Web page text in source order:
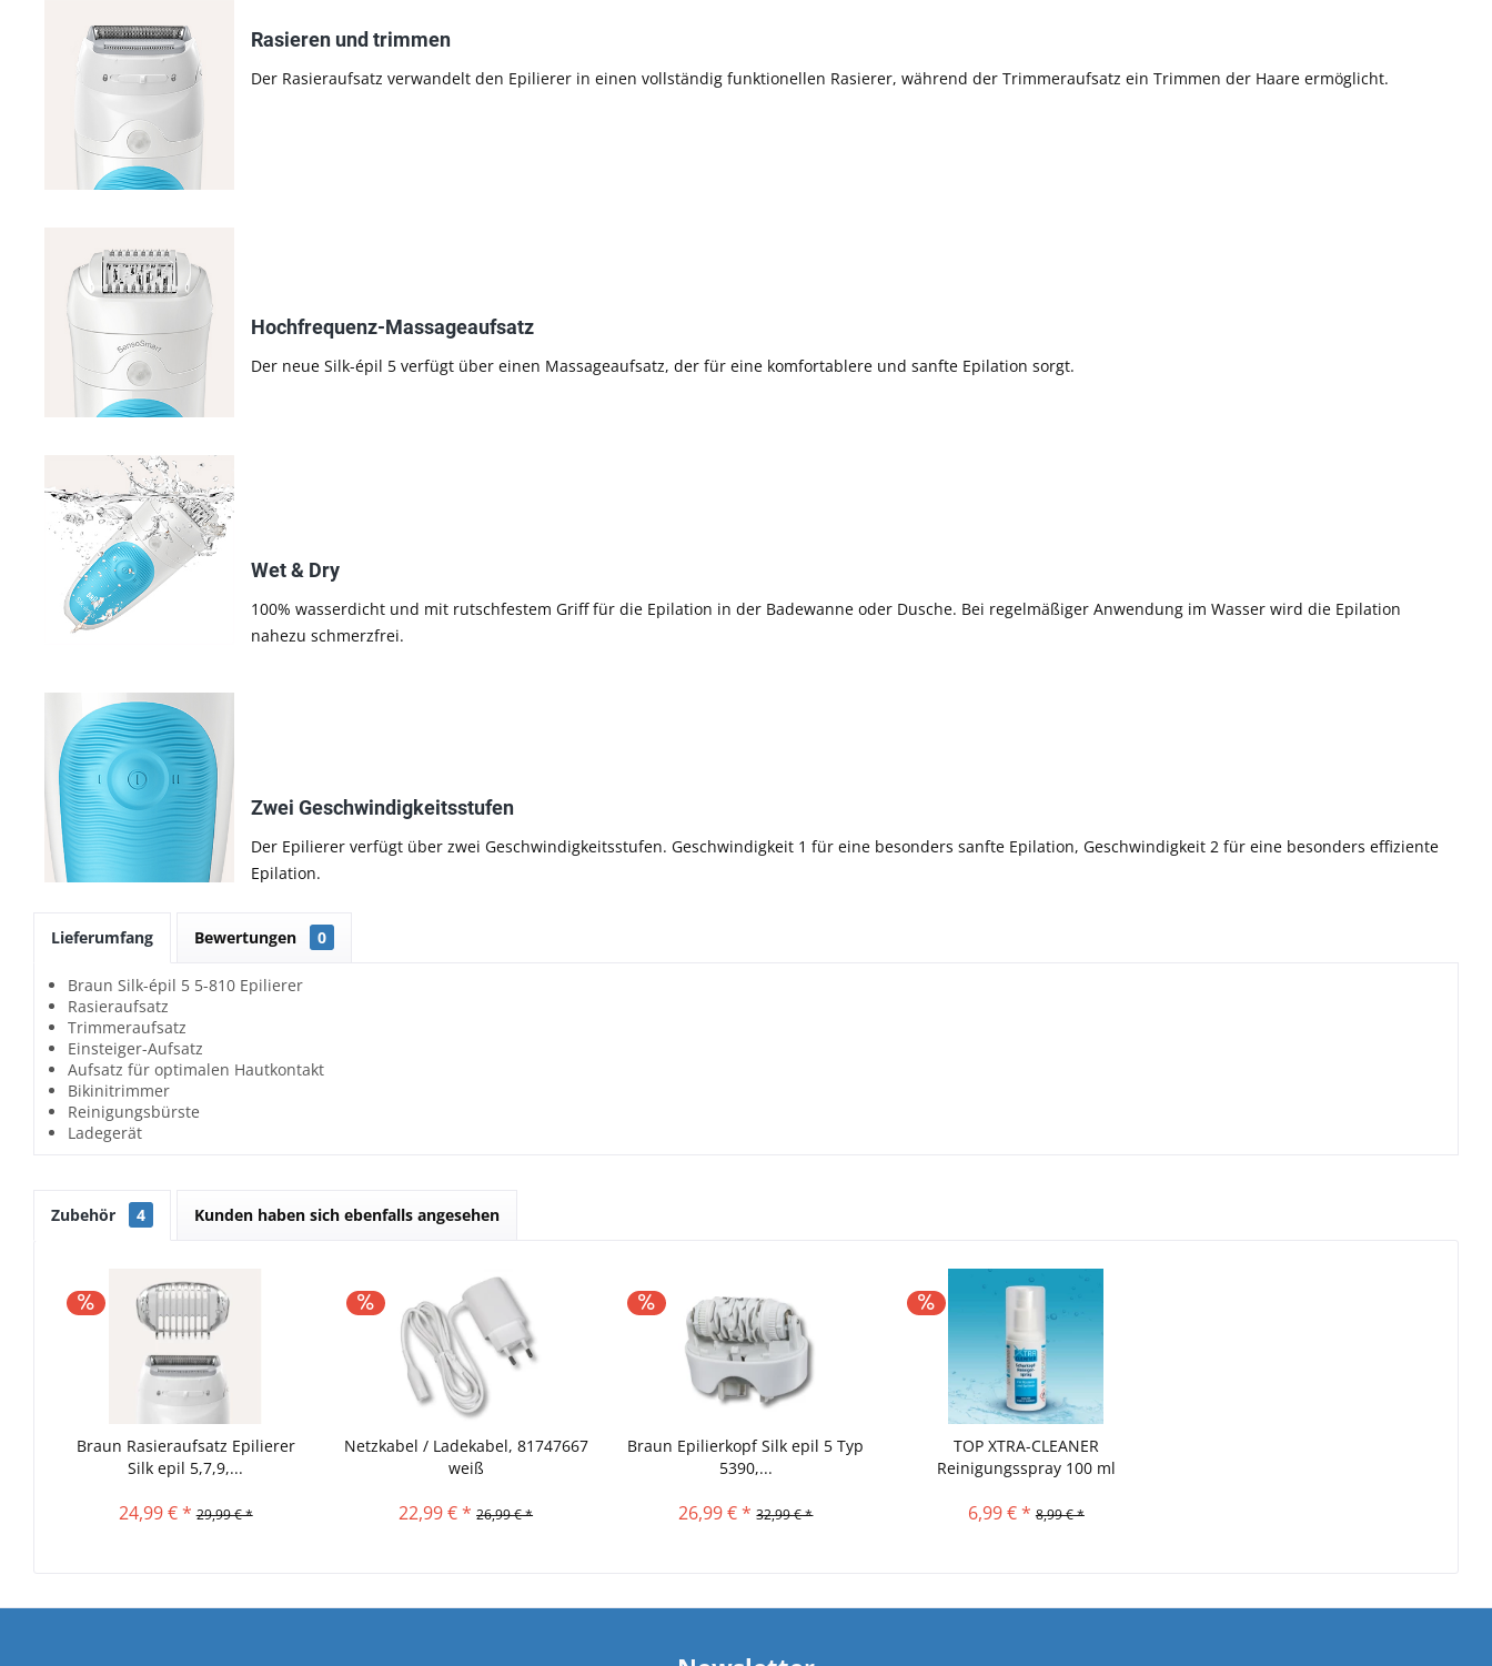
Rasieren und trimmen
Der Rasieraufsatz verwandelt den Epilierer in einen vollständig funktionellen Rasierer, während der Trimmeraufsatz ein Trimmen der Haare ermöglicht.
Hochfrequenz-Massageaufsatz
Der neue Silk-épil 5 verfügt über einen Massageaufsatz, der für eine komfortablere und sanfte Epilation sorgt.
Wet & Dry
100% wasserdicht und mit rutschfestem Griff für die Epilation in der Badewanne oder Dusche. Bei regelmäßiger Anwendung im Wasser wird die Epilation
nahezu schmerzfrei.
Zwei Geschwindigkeitsstufen
Der Epilierer verfügt über zwei Geschwindigkeitsstufen. Geschwindigkeit 1 für eine besonders sanfte Epilation, Geschwindigkeit 2 für eine besonders effiziente
Epilation.
Lieferumfang Bewertungen 0
Braun Silk-épil 5 5-810 Epilierer
Rasieraufsatz
Trimmeraufsatz
Einsteiger-Aufsatz
Aufsatz für optimalen Hautkontakt
Bikinitrimmer
Reinigungsbürste
Ladegerät
Zubehör 4 Kunden haben sich ebenfalls angesehen
Braun Rasieraufsatz Epilierer
Silk epil 5,7,9,...
24,99 € * 29,99 € *
Netzkabel / Ladekabel, 81747667
weiß
22,99 € * 26,99 € *
Braun Epilierkopf Silk epil 5 Typ
5390,...
26,99 € * 32,99 € *
TOP XTRA-CLEANER
Reinigungsspray 100 ml
6,99 € * 8,99 € *